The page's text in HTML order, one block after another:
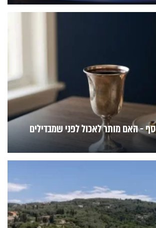
- האם מותר לאכול לפני שמבדילים